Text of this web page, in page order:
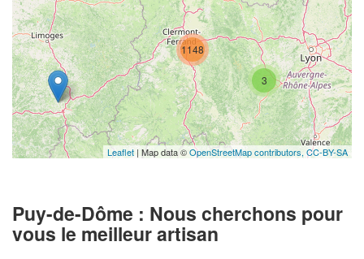
3
1148
Leaflet | Map data ©OpenStreetMap contributors, CC-BY-SA
Puy-de-Dôme : Nous cherchons pour
vous le meilleur artisan